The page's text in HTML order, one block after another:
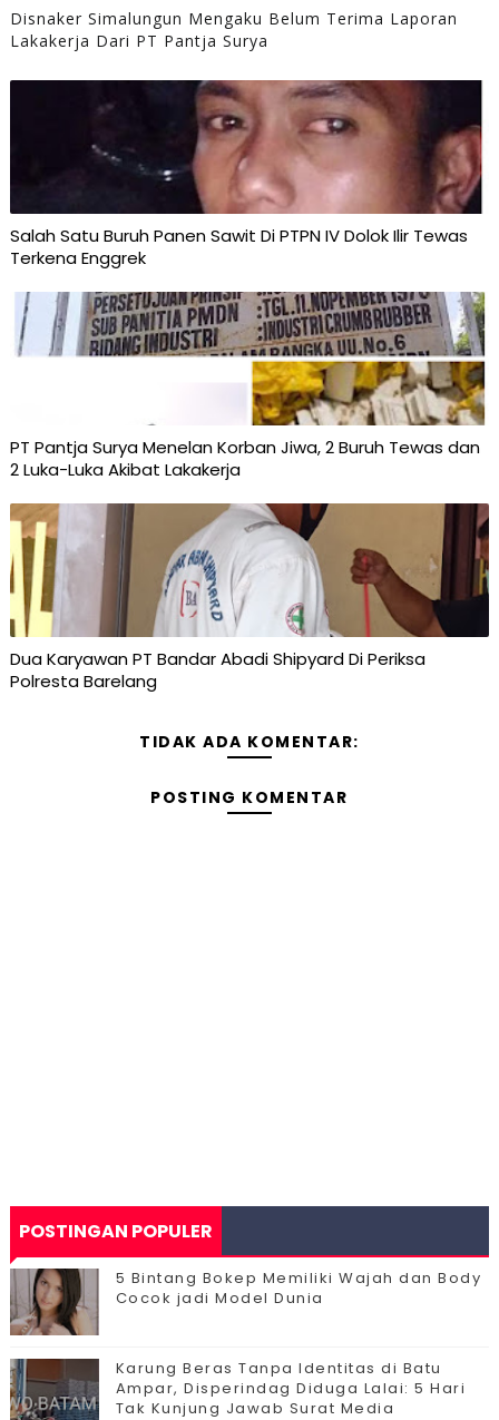
Disnaker Simalungun Mengaku Belum Terima Laporan
Lakakerja Dari PT Pantja Surya
Salah Satu Buruh Panen Sawit Di PTPN IV Dolok Ilir Tewas
Terkena Enggrek
PT Pantja Surya Menelan Korban Jiwa, 2 Buruh Tewas dan
2 Luka-Luka Akibat Lakakerja
Dua Karyawan PT Bandar Abadi Shipyard Di Periksa
Polresta Barelang
TIDAK ADA KOMENTAR:
POSTING KOMENTAR
POSTINGAN POPULER
5 Bintang Bokep Memiliki Wajah dan Body
Cocok jadi Model Dunia
Karung Beras Tanpa Identitas di Batu
Ampar, Disperindag Diduga Lalai: 5 Hari
Tak Kunjung Jawab Surat Media